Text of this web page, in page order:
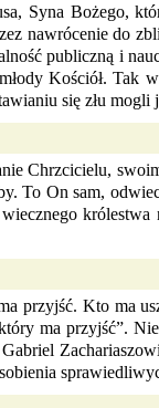
Syna Bożego,
nawrócenie do
publiczną i
Kościół. Tak
się złu mogli
Chrzcicielu,
To On sam,
przyjść. Kto ma
ma przyjść”.